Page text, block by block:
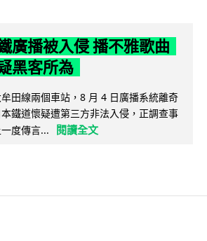
廣播被入侵 播不雅歌曲
黑客所為
田線兩個車站，8 月 4 日廣播系統離奇
鐵道懷疑遭第三方非法入侵，正調查事
度傳言...
閱讀全文